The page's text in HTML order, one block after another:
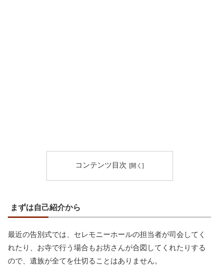
コンテンツ目次
まずは自己紹介から
最近の告別式では、セレモニーホールの担当者が司会してく
れたり、お寺で行う場合もお坊さんが合図してくれたりする
ので、遺族が全てを仕切ることはありません。